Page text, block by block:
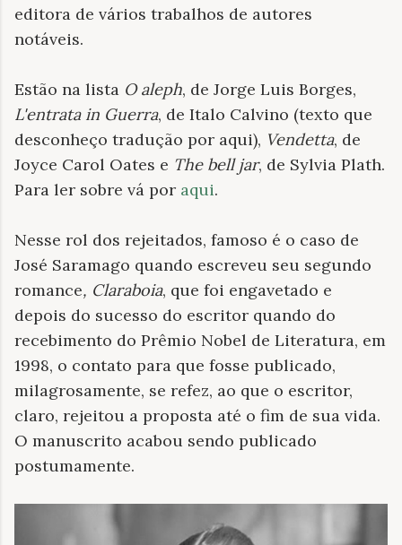
editora de vários trabalhos de autores
notáveis.
Estão na lista O aleph, de Jorge Luis Borges,
L'entrata in Guerra, de Italo Calvino (texto que
desconheço tradução por aqui), Vendetta, de
Joyce Carol Oates e The bell jar, de Sylvia Plath.
Para ler sobre vá por aqui.
Nesse rol dos rejeitados, famoso é o caso de
José Saramago quando escreveu seu segundo
romance, Claraboia, que foi engavetado e
depois do sucesso do escritor quando do
recebimento do Prêmio Nobel de Literatura, em
1998, o contato para que fosse publicado,
milagrosamente, se refez, ao que o escritor,
claro, rejeitou a proposta até o fim de sua vida.
O manuscrito acabou sendo publicado
postumamente.